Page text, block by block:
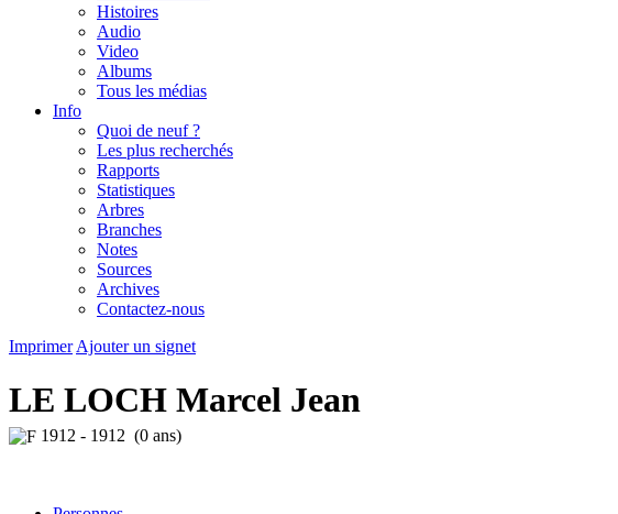
Histoires
Audio
Video
Albums
Tous les médias
Info
Quoi de neuf ?
Les plus recherchés
Rapports
Statistiques
Arbres
Branches
Notes
Sources
Archives
Contactez-nous
Imprimer Ajouter un signet
LE LOCH Marcel Jean
1912 - 1912 (0 ans)